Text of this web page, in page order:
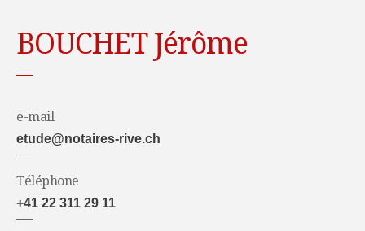
BOUCHET Jérôme
e-mail
etude@notaires-rive.ch
Téléphone
+41 22 311 29 11